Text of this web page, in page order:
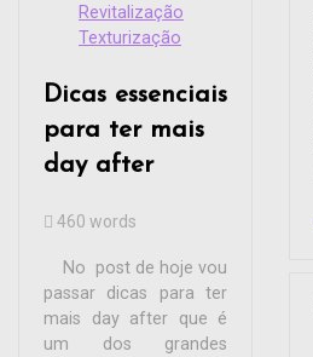
Revitalização
Texturização
Dicas essenciais
para ter mais
day after
460 words
No post de hoje vou
passar dicas para ter
mais day after que é
um dos grandes